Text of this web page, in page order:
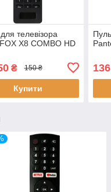
телевізора
X8 COMBO HD
₴ 150 ₴
Купити